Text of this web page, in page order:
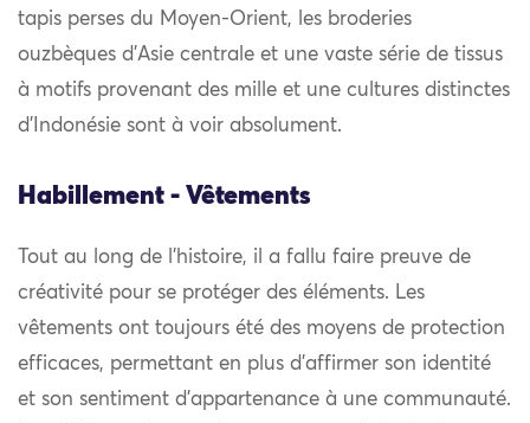
tapis perses du Moyen-Orient, les broderies
ouzbèques d’Asie centrale et une vaste série de tissus
à motifs provenant des mille et une cultures distinctes
d’Indonésie sont à voir absolument.
Habillement - Vêtements
Tout au long de l’histoire, il a fallu faire preuve de
créativité pour se protéger des éléments. Les
vêtements ont toujours été des moyens de protection
efficaces, permettant en plus d’affirmer son identité
et son sentiment d’appartenance à une communauté.